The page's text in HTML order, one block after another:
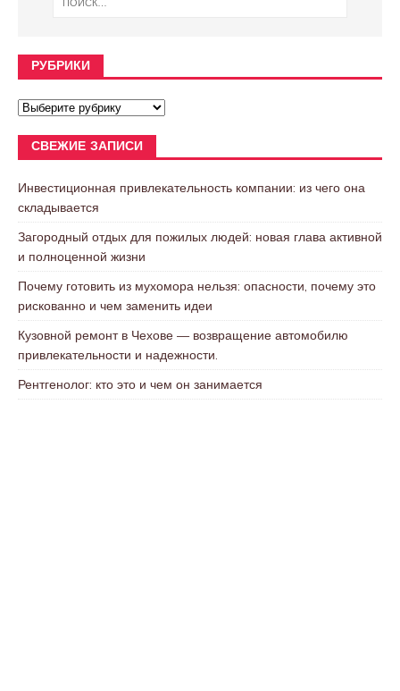
РУБРИКИ
СВЕЖИЕ ЗАПИСИ
Инвестиционная привлекательность компании: из чего она
складывается
Загородный отдых для пожилых людей: новая глава активной
и полноценной жизни
Почему готовить из мухомора нельзя: опасности, почему это
рискованно и чем заменить идеи
Кузовной ремонт в Чехове — возвращение автомобилю
привлекательности и надежности.
Рентгенолог: кто это и чем он занимается